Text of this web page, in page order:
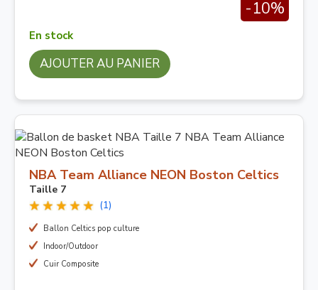
-10%
En stock
AJOUTER AU PANIER
NBA Team Alliance NEON Boston Celtics
Taille 7
(1)
Ballon Celtics pop culture
Indoor/Outdoor
Cuir Composite